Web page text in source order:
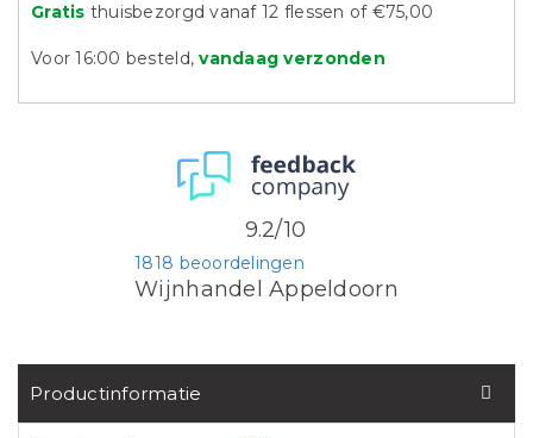
Gratis thuisbezorgd vanaf 12 flessen of €75,00
Voor 16:00 besteld,vandaag verzonden
Wijnhandel Appeldoorn
1818 beoordelingen
9.2/10
Productinformatie